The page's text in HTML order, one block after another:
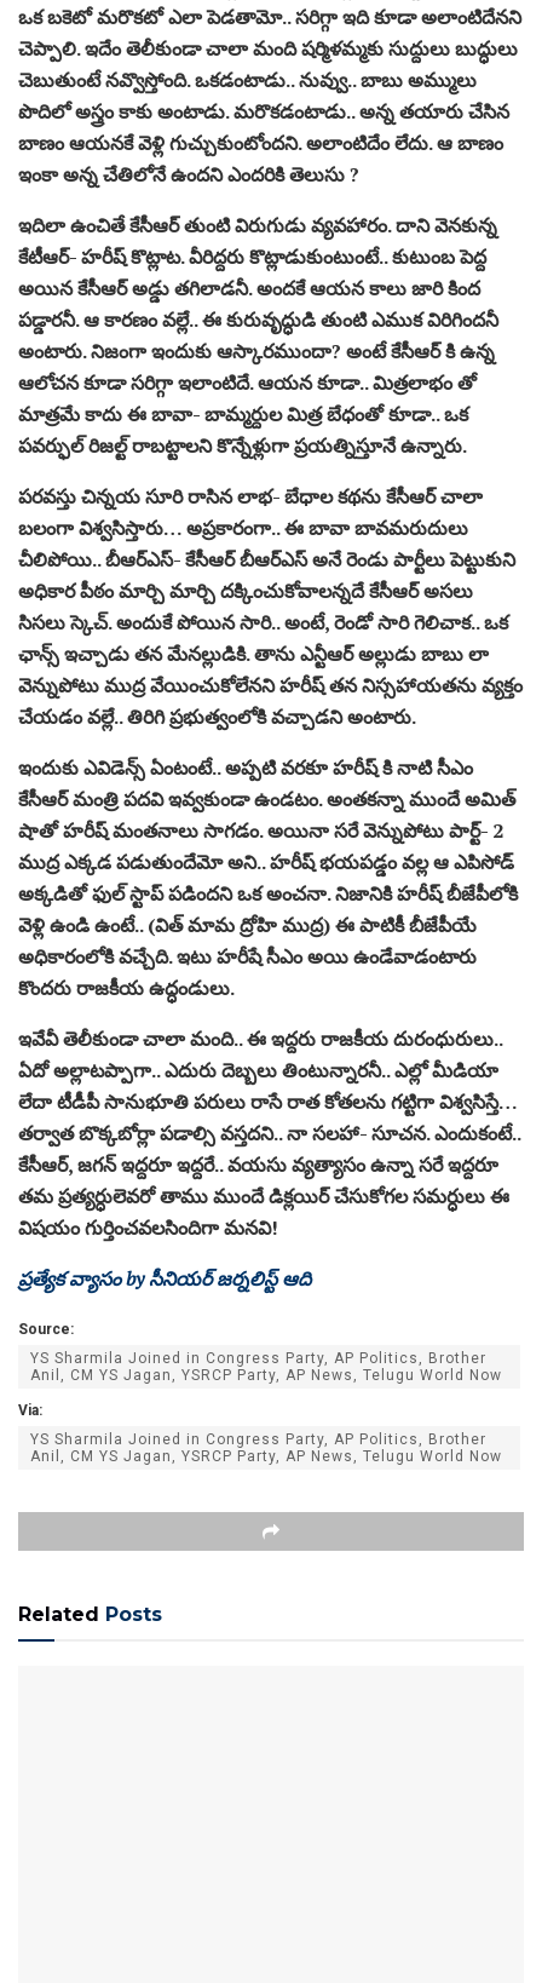
ఒక బ‌కెటో మ‌రొక‌టో ఎలా పెడ‌తామో.. స‌రిగ్గా ఇది కూడా అలాంటిదేన‌ని
చెప్పాలి. ఇదేం తెలీకుండా చాలా మంది ష‌ర్మిళ‌మ్మ‌కు సుద్దులు బుద్ధులు
చెబుతుంటే న‌వ్వొస్తోంది. ఒక‌డంటాడు.. నువ్వు.. బాబు అమ్ములు
పొదిలో అస్త్రం కాకు అంటాడు. మ‌రొక‌డంటాడు.. అన్న త‌యారు చేసిన
బాణం ఆయ‌న‌కే వెళ్లి గుచ్చుకుంటోందని. అలాంటిదేం లేదు. ఆ బాణం
ఇంకా అన్న చేతిలోనే ఉంద‌ని ఎంద‌రికి తెలుసు ?
ఇదిలా ఉంచితే కేసీఆర్ తుంటి విరుగుడు వ్య‌వ‌హారం. దాని వెన‌కున్న
కేటీఆర్- హ‌రీష్ కొట్లాట‌. వీరిద్ద‌రు కొట్లాడుకుంటుంటే.. కుటుంబ పెద్ద
అయిన కేసీఆర్ అడ్డు త‌గిలాడ‌నీ. అంద‌కే ఆయ‌న కాలు జారి కింద
ప‌డ్డార‌నీ. ఆ కార‌ణం వ‌ల్లే.. ఈ కురువృద్ధుడి తుంటి ఎముక విరిగింద‌నీ
అంటారు. నిజంగా ఇందుకు ఆస్కార‌ముందా? అంటే కేసీఆర్ కి ఉన్న
ఆలోచ‌న కూడా స‌రిగ్గా ఇలాంటిదే. ఆయ‌న కూడా.. మిత్ర‌లాభం తో
మాత్ర‌మే కాదు ఈ బావా- బామ్మ‌ర్దుల మిత్ర బేధంతో కూడా.. ఒక
ప‌వ‌ర్ఫుల్ రిజ‌ల్ట్ రాబ‌ట్టాల‌ని కొన్నేళ్లుగా ప్ర‌య‌త్నిస్తూనే ఉన్నారు.
ప‌ర‌వ‌స్తు చిన్న‌య సూరి రాసిన లాభ‌- బేధాల‌ క‌థ‌ను కేసీఆర్ చాలా
బ‌లంగా విశ్వ‌సిస్తారు… అప్ర‌కారంగా.. ఈ బావా బావ‌మ‌రుదులు
చీలిపోయి.. బీఆర్ఎస్- కేసీఆర్ బీఆర్ఎస్ అనే రెండు పార్టీలు పెట్టుకుని
అధికార పీఠం మార్చి మార్చి ద‌క్కించుకోవాల‌న్న‌దే కేసీఆర్ అస‌లు
సిస‌లు స్కెచ్. అందుకే పోయిన సారి.. అంటే, రెండో సారి గెలిచాక‌.. ఒక
ఛాన్స్ ఇచ్చాడు త‌న మేన‌ల్లుడికి. తాను ఎన్టీఆర్ అల్లుడు బాబు లా
వెన్నుపోటు ముద్ర వేయించుకోలేన‌ని హ‌రీష్ త‌న నిస్స‌హాయ‌త‌ను వ్య‌క్తం
చేయ‌డం వ‌ల్లే.. తిరిగి ప్ర‌భుత్వంలోకి వ‌చ్చాడ‌ని అంటారు.
ఇందుకు ఎవిడెన్స్ ఏంటంటే.. అప్ప‌టి వ‌ర‌కూ హ‌రీష్ కి నాటి సీఎం
కేసీఆర్ మంత్రి ప‌ద‌వి ఇవ్వ‌కుండా ఉండ‌టం. అంత‌క‌న్నా ముందే అమిత్
షాతో హ‌రీష్ మంత‌నాలు సాగ‌డం. అయినా స‌రే వెన్నుపోటు పార్ట్- 2
ముద్ర ఎక్క‌డ ప‌డుతుందేమో అని.. హ‌రీష్ భ‌య‌ప‌డ్డం వ‌ల్ల ఆ ఎపిసోడ్
అక్క‌డితో ఫుల్ స్టాప్ ప‌డింద‌ని ఒక అంచ‌నా. నిజానికి హ‌రీష్ బీజేపీలోకి
వెళ్లి ఉండి ఉంటే.. (విత్ మామ ద్రోహి ముద్ర‌) ఈ పాటికీ బీజేపీయే
అధికారంలోకి వ‌చ్చేది. ఇటు హ‌రీషే సీఎం అయి ఉండేవాడంటారు
కొంద‌రు రాజ‌కీయ ఉద్ధండులు.
ఇవేవీ తెలీకుండా చాలా మంది.. ఈ ఇద్ద‌రు రాజ‌కీయ దురంధురులు..
ఏదో అల్లాట‌ప్పాగా.. ఎదురు దెబ్బ‌లు తింటున్నార‌నీ.. ఎల్లో మీడియా
లేదా టీడీపీ సానుభూతి ప‌రులు రాసే రాత కోత‌ల‌ను గ‌ట్టిగా విశ్వ‌సిస్తే…
త‌ర్వాత బొక్క‌బోర్లా ప‌డాల్సి వ‌స్త‌ద‌ని.. నా స‌ల‌హా- సూచ‌న‌. ఎందుకంటే..
కేసీఆర్, జ‌గ‌న్ ఇద్ద‌రూ ఇద్దరే.. వ‌య‌సు వ్య‌త్యాసం ఉన్నా స‌రే ఇద్దరూ
త‌మ ప్ర‌త్య‌ర్ధులెవ‌రో తాము ముందే డిక్ల‌యిర్ చేసుకోగ‌ల స‌మ‌ర్ధులు ఈ
విష‌యం గుర్తించ‌వ‌ల‌సిందిగా మ‌న‌వి!
ప్రత్యేక వ్యాసం by సీనియర్ జర్నలిస్ట్ ఆది
Source:
YS Sharmila Joined in Congress Party, AP Politics, Brother
Anil, CM YS Jagan, YSRCP Party, AP News, Telugu World Now
Via:
YS Sharmila Joined in Congress Party, AP Politics, Brother
Anil, CM YS Jagan, YSRCP Party, AP News, Telugu World Now
Related Posts